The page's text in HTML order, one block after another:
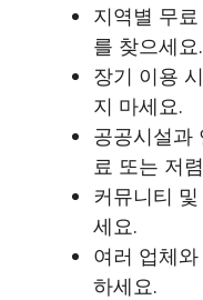
지역별 무
를 찾으세요.
장기 이용
지 마세요.
공공시설과
료 또는 저
커뮤니티
세요.
여러 업체
하세요.